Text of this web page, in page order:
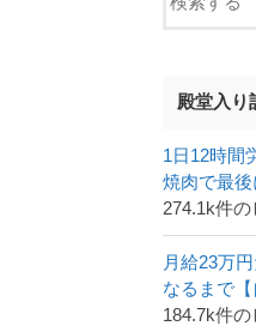
殿堂入り
1日12時間
焼肉で最
274.1k件の
月給23万
なるまで【
184.7k件の